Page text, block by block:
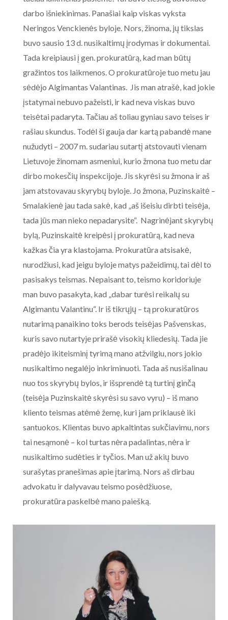
darbo išniekinimas. Panašiai kaip viskas vyksta
Neringos Venckienės byloje. Nors, žinoma, jų tikslas
buvo sausio 13 d. nusikaltimų įrodymas ir dokumentai.
Tada kreipiausi į gen. prokuratūrą, kad man būtų
gražintos tos laikmenos. O prokuratūroje tuo metu jau
sėdėjo Algimantas Valantinas. Jis man atrašė, kad jokie
įstatymai nebuvo pažeisti, ir kad neva viskas buvo
teisėtai padaryta. Tačiau aš toliau gyniau savo teises ir
rašiau skundus. Todėl ši gauja dar kartą pabandė mane
nužudyti – 2007 m. sudariau sutartį atstovauti vienam
Lietuvoje žinomam asmeniui, kurio žmona tuo metu dar
dirbo mokesčių inspekcijoje. Jis skyrėsi su žmona ir aš
jam atstovavau skyrybų byloje. Jo žmona, Puzinskaitė –
Smalakienė jau tada sakė, kad „aš išeisiu dirbti teisėja,
tada jūs man nieko nepadarysite“. Nagrinėjant skyrybų
bylą, Puzinskaitė kreipėsi į prokuratūrą, kad neva
kažkas čia yra klastojama. Prokuratūra atsisakė,
nurodžiusi, kad jeigu byloje matys pažeidimų, tai dėl to
pasisakys teismas. Nepaisant to, teismo koridoriuje
man buvo pasakyta, kad „dabar turėsi reikalų su
Algimantu Valantinu“. Ir iš tikrųjų – tą prokuratūros
nutarimą panaikino toks berods teisėjas Pašvenskas,
kuris savo nutartyje prirašė visokių kliedesių. Tada jie
pradėjo ikiteisminį tyrimą mano atžvilgiu, nors jokio
nusikaltimo negalėjo inkriminuoti. Tada aš nusišalinau
nuo tos skyrybų bylos, ir išsprendė tą turtinį ginčą
(teisėja Puzinskaitė skyrėsi su savo vyru) – iš mano
kliento teismas atėmė žemę, kuri jam priklausė iki
santuokos. Klientas buvo apkaltintas sukčiavimu, nors
tai nesąmonė – kol turtas nėra padalintas, nėra ir
nusikaltimo sudėties ir tyčios. Man už akių buvo
surašytas pranešimas apie įtarimą. Nors aš dirbau
advokatu ir dalyvavau teismo posėdžiuose,
prokuratūra paskelbė mano paiešką.